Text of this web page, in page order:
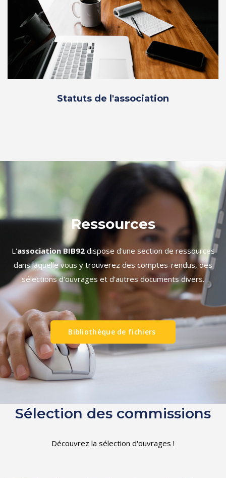
Statuts de l'association
Ressources
L'association BIB92 dispose d'une section de ressources
dans laquelle vous y trouverez des comptes-rendus, des
sélections d'ouvrages et d'autres documents divers.
Bibliothèque de fichiers
Sélection des commissions
Découvrez la sélection d'ouvrages !